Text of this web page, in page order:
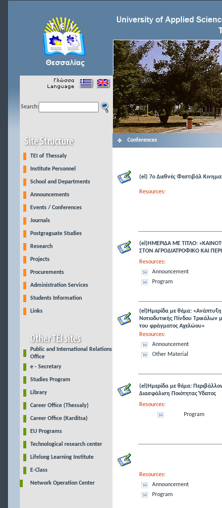
Search:
TEI of Thessaly
Institute Personnel
School and Departments
Announcements
Events / Conferences
Journals
Postgraguate Studies
Research
Projects
Procurements
Administration Services
Students Information
Links
Public and International Relations
Office
e - Secretary
Studies Program
Library
Career Office (Thessaly)
Career Office (Karditsa)
EU Programs
Technological research center
Lifelong Learning Institute
E-Class
Network Operation Center
Conferences
(el) 7ο Διεθνές Φεστιβάλ
Resources:
(el)ΗΜΕΡΙΔΑ ΜΕ ΤΙΤΛΟ:
ΣΤΟΝ ΑΓΡΟΔΙΑΤΡΟΦΙΚΟ ΚΑΙ
Resources:
Announcement
Program
(el)Ημερίδα με θέμα: «Ανάπτυξη
Νοτιοδυτικής Πίνδου
του φράγματος Αχελώου»
Resources:
Announcement
Other Material
(el)Ημερίδα με θέμα:
Διασφάλιση Ποιότητας Ύδατος
Resources:
Program
Resources:
Announcement
Program